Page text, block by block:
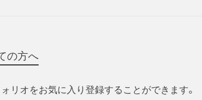
の方へ
リオをお気に入り登録することができます。